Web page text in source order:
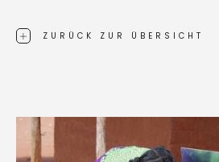
ZURÜCK ZUR ÜBERSICHT